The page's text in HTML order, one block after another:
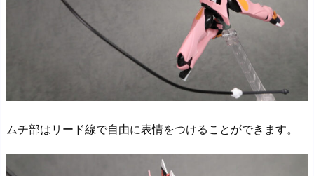
ムチ部はリード線で自由に表情をつけることができます。